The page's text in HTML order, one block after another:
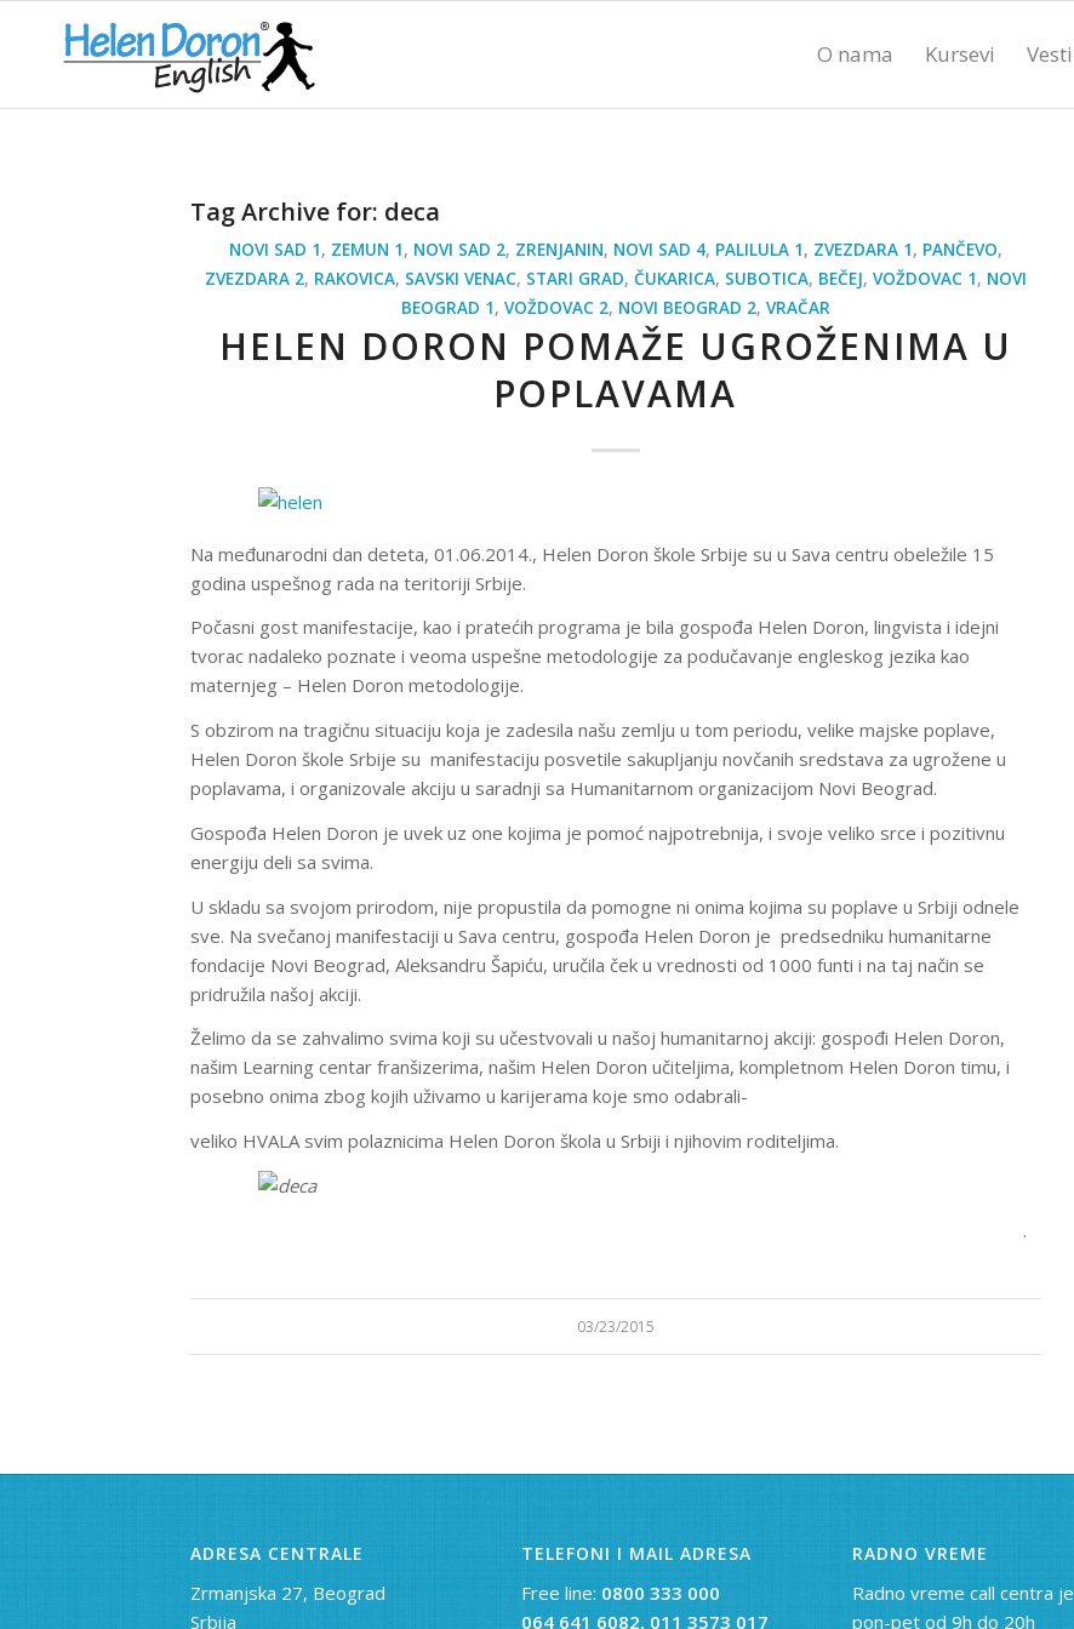
O nama Kursevi Vesti
Tag Archive for: deca
NOVI SAD 1, ZEMUN 1, NOVI SAD 2, ZRENJANIN, NOVI SAD 4, PALILULA 1, ZVEZDARA 1, PANČEVO,
ZVEZDARA 2, RAKOVICA, SAVSKI VENAC, STARI GRAD, ČUKARICA, SUBOTICA, BEČEJ, VOŽDOVAC 1, NOVI
BEOGRAD 1, VOŽDOVAC 2, NOVI BEOGRAD 2, VRAČAR
HELEN DORON POMAŽE UGROŽENIMA U
POPLAVAMA
Na međunarodni dan deteta, 01.06.2014., Helen Doron škole Srbije su u Sava centru obeležile 15
godina uspešnog rada na teritoriji Srbije.
Počasni gost manifestacije, kao i pratećih programa je bila gospođa Helen Doron, lingvista i idejni
tvorac nadaleko poznate i veoma uspešne metodologije za podučavanje engleskog jezika kao
maternjeg – Helen Doron metodologije.
S obzirom na tragičnu situaciju koja je zadesila našu zemlju u tom periodu, velike majske poplave,
Helen Doron škole Srbije su manifestaciju posvetile sakupljanju novčanih sredstava za ugrožene u
poplavama, i organizovale akciju u saradnji sa Humanitarnom organizacijom Novi Beograd.
Gospođa Helen Doron je uvek uz one kojima je pomoć najpotrebnija, i svoje veliko srce i pozitivnu
energiju deli sa svima.
U skladu sa svojom prirodom, nije propustila da pomogne ni onima kojima su poplave u Srbiji odnele
sve. Na svečanoj manifestaciji u Sava centru, gospođa Helen Doron je predsedniku humanitarne
fondacije Novi Beograd, Aleksandru Šapiću, uručila ček u vrednosti od 1000 funti i na taj način se
pridružila našoj akciji.
Želimo da se zahvalimo svima koji su učestvovali u našoj humanitarnoj akciji: gospođi Helen Doron,
našim Learning centar franšizerima, našim Helen Doron učiteljima, kompletnom Helen Doron timu, i
posebno onima zbog kojih uživamo u karijerama koje smo odabrali-
veliko HVALA svim polaznicima Helen Doron škola u Srbiji i njihovim roditeljima.
.
03/23/2015
ADRESA CENTRALE
Zrmanjska 27, Beograd
Srbija
TELEFONI I MAIL ADRESA
Free line: 0800 333 000
064 641 6082, 011 3573 017
RADNO VREME
Radno vreme call centra je
pon-pet od 9h do 20h